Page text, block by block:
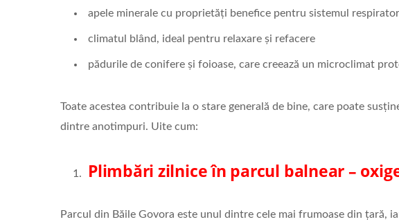
apele minerale cu proprietăți benefice pentru sistemul respirator
climatul blând, ideal pentru relaxare și refacere
pădurile de conifere și foioase, care creează un microclimat
Toate acestea contribuie la o stare generală de bine, care poate
dintre anotimpuri. Uite cum:
Plimbări zilnice în parcul balnear –
Parcul din Băile Govora este unul dintre cele mai frumoase din țară,